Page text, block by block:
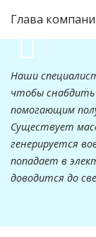
Глава
Наши
чтобы снабдить
помогающим
Существует
генерируется
попадает в
доводится до